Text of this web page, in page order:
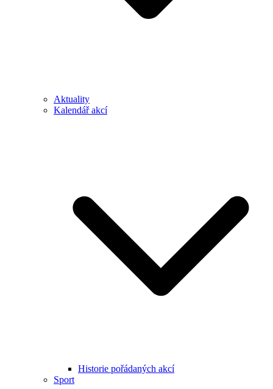
Aktuality
Kalendář akcí
Historie pořádaných akcí
Sport